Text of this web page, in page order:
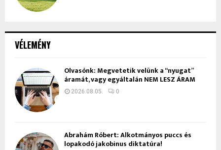
VÉLEMÉNY
Olvasónk: Megvetetik velünk a “nyugat”
áramát, vagy egyáltalán NEM LESZ ÁRAM
2026.08.05. 0
Ábrahám Róbert: Alkotmányos puccs és
lopakodó jakobinus diktatúra!